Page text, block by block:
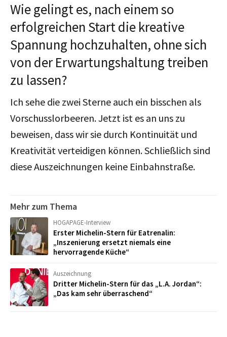
Wie gelingt es, nach einem so
erfolgreichen Start die kreative
Spannung hochzuhalten, ohne sich
von der Erwartungshaltung treiben
zu lassen?
Ich sehe die zwei Sterne auch ein bisschen als
Vorschusslorbeeren. Jetzt ist es an uns zu
beweisen, dass wir sie durch Kontinuität und
Kreativität verteidigen können. Schließlich sind
diese Auszeichnungen keine Einbahnstraße.
Mehr zum Thema
HOGAPAGE-Interview
Erster Michelin-Stern für Eatrenalin:
„Inszenierung ersetzt niemals eine
hervorragende Küche“
Auszeichnung
Dritter Michelin-Stern für das „L.A. Jordan“:
„Das kam sehr überraschend“